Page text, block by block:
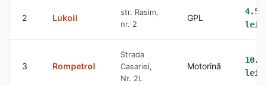
2 Lukoil
str. Rasim,
nr. 2
GPL
4.59
lei
3 Rompetrol
Strada
Casariei,
Nr. 2L
Motorină
lei